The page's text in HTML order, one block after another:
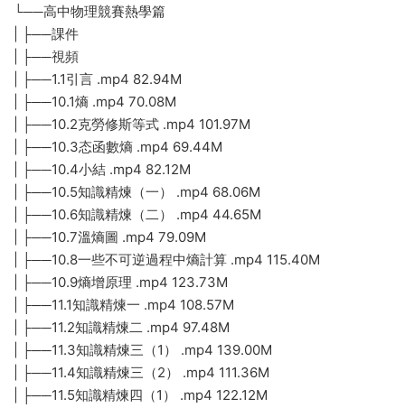
└──高中物理競賽熱學篇
| ├──課件
| ├──視頻
| ├──1.1引言 .mp4 82.94M
| ├──10.1熵 .mp4 70.08M
| ├──10.2克勞修斯等式 .mp4 101.97M
| ├──10.3态函數熵 .mp4 69.44M
| ├──10.4小結 .mp4 82.12M
| ├──10.5知識精煉（一） .mp4 68.06M
| ├──10.6知識精煉（二） .mp4 44.65M
| ├──10.7溫熵圖 .mp4 79.09M
| ├──10.8一些不可逆過程中熵計算 .mp4 115.40M
| ├──10.9熵增原理 .mp4 123.73M
| ├──11.1知識精煉一 .mp4 108.57M
| ├──11.2知識精煉二 .mp4 97.48M
| ├──11.3知識精煉三（1） .mp4 139.00M
| ├──11.4知識精煉三（2） .mp4 111.36M
| ├──11.5知識精煉四（1） .mp4 122.12M